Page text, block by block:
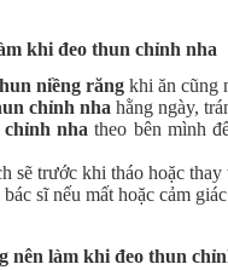
khi đeo thun chỉnh nha
niềng răngkhi ăn cũng
chỉnh nha hằng ngày,
nha theo bên mình
sẽ trước khi tháo hoặc thay
sĩ nếu mất hoặc cảm
nên làm khi đeo thun